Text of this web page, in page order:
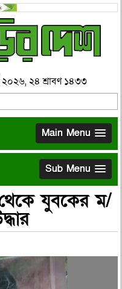
২৪ শ্রাবণ ১৪৩৩
Main Menu
Sub Menu
থেকে যুবকের ম/